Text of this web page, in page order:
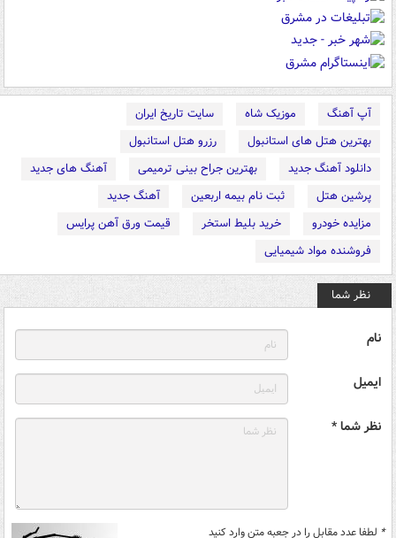
آپ آهنگ موزیک شاه
سایت تاریخ ایران
بهترین هتل های استانبول
رزرو هتل استانبول
دانلود آهنگ جدید
بهترین جراح بینی ترمیمی
آهنگ های جدید
پرشین هتل
ثبت نام بیمه اربعین
آهنگ جدید
مزایده خودرو
خرید بلیط استخر
قیمت ورق آهن پرایس
فروشنده مواد شیمیایی
نظر شما
نام
ایمیل
نظر شما *
* لطفا عدد مقابل را در جعبه متن وارد کنید